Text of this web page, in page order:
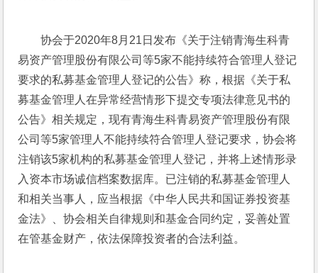
协会于2020年8月21日发布《关于注销青海生科青
易资产管理股份有限公司等5家不能持续符合管理人登记
要求的私募基金管理人登记的公告》称，根据《关于私
募基金管理人在异常经营情形下提交专项法律意见书的
公告》相关规定，现有青海生科青易资产管理股份有限
公司等5家管理人不能持续符合管理人登记要求，协会将
注销该5家机构的私募基金管理人登记，并将上述情形录
入资本市场诚信档案数据库。已注销的私募基金管理人
和相关当事人，应当根据《中华人民共和国证券投资基
金法》、协会相关自律规则和基金合同约定，妥善处置
在管基金财产，依法保障投资者的合法利益。